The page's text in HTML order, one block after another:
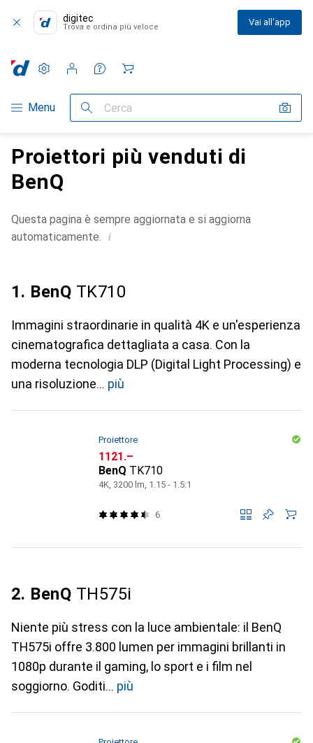
digitec
Trova e ordina più veloce Vai all'app
Categoria Navigazione
Menu Cerca
Impostazioni
Conto cliente
Liste di confronto
Liste dei desideri
Carrello
Proiettori più venduti di
BenQ
Questa pagina è sempre aggiornata e si aggiorna
automaticamente. i
1. BenQ TK710
Immagini straordinarie in qualità 4K e un'esperienza
cinematografica dettagliata a casa. Con la
moderna tecnologia DLP (Digital Light Processing) e
una risoluzione
più
Proiettore
CHF
1121.–
BenQ TK710
4K, 3200 lm, 1.15 - 1.5:1
6
2. BenQ TH575i
Niente più stress con la luce ambientale: il BenQ
TH575i offre 3.800 lumen per immagini brillanti in
1080p durante il gaming, lo sport e i film nel
soggiorno. Goditi
più